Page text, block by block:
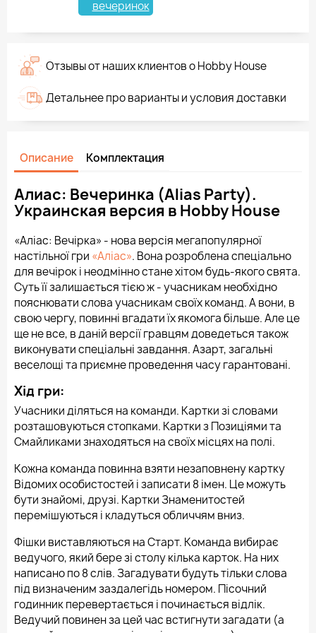
вечеринок
Отзывы от наших клиентов о Hobby House
Детальнее про варианты и условия доставки
Описание Комплектация
Алиас: Вечеринка (Alias ​​Party).
Украинская версия в Hobby House
«Аліас: Вечірка» - нова версія мегапопулярної
настільної гри «Аліас». Вона розроблена спеціально
для вечірок і неодмінно стане хітом будь-якого свята.
Суть її залишається тією ж - учасникам необхідно
пояснювати слова учасникам своїх команд. А вони, в
свою чергу, повинні вгадати їх якомога більше. Але це
ще не все, в даній версії гравцям доведеться також
виконувати спеціальні завдання. Азарт, загальні
веселощі та приємне проведення часу гарантовані.
Хід гри:
Учасники діляться на команди. Картки зі словами
розташовуються стопками. Картки з Позиціями та
Смайликами знаходяться на своїх місцях на полі.
Кожна команда повинна взяти незаповнену картку
Відомих особистостей і записати 8 імен. Це можуть
бути знайомі, друзі. Картки Знаменитостей
перемішуються і кладуться обличчям вниз.
Фішки виставляються на Старт. Команда вибирає
ведучого, який бере зі столу кілька карток. На них
написано по 8 слів. Загадувати будуть тільки слова
під визначеним заздалегідь номером. Пісочний
годинник перевертається і починається відлік.
Ведучий повинен за цей час встигнути загадати (а